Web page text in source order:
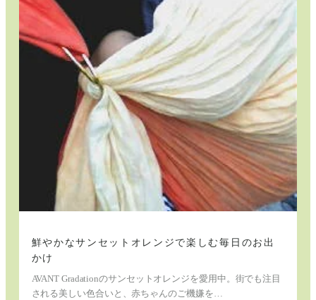
ず
り
も
大
鮮やかなサンセットオレンジで楽しむ毎日のお出
かけ
AVANT Gradationのサンセットオレンジを愛用中。街でも注目
される美しい色合いと、赤ちゃんのご機嫌を…